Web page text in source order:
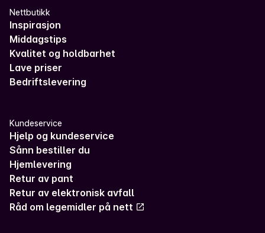
Nettbutikk
Inspirasjon
Middagstips
Kvalitet og holdbarhet
Lave priser
Bedriftslevering
Kundeservice
Hjelp og kundeservice
Sånn bestiller du
Hjemlevering
Retur av pant
Retur av elektronisk avfall
Råd om legemidler på nett